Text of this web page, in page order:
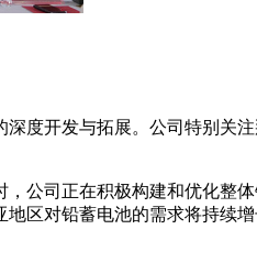
度开发与拓展。公司特别关
公司正在积极构建和优化整
区对铅蓄电池的需求将持续增